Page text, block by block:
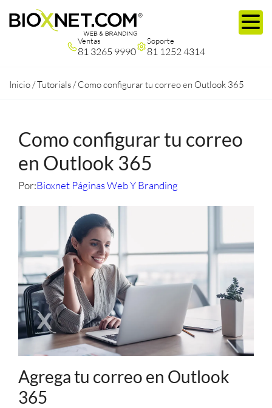
Ventas
81 3265 9990
Soporte
81 1252 4314
Inicio /Tutorials /Como configurar tu correo en Outlook 365
Como configurar tu correo
en Outlook 365
Por:Bioxnet Páginas Web Y Branding
Agrega tu correo en Outlook
365